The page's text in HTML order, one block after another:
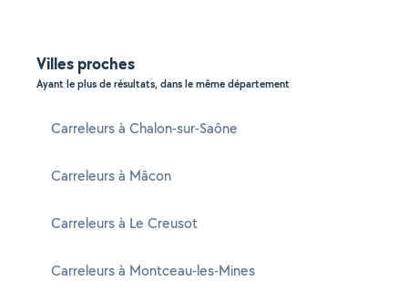
Villes proches
Ayant le plus de résultats, dans le même département
Carreleurs à Chalon-sur-Saône
Carreleurs à Mâcon
Carreleurs à Le Creusot
Carreleurs à Montceau-les-Mines